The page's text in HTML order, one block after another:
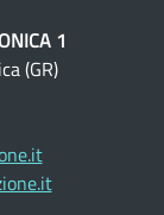
1
(GR)